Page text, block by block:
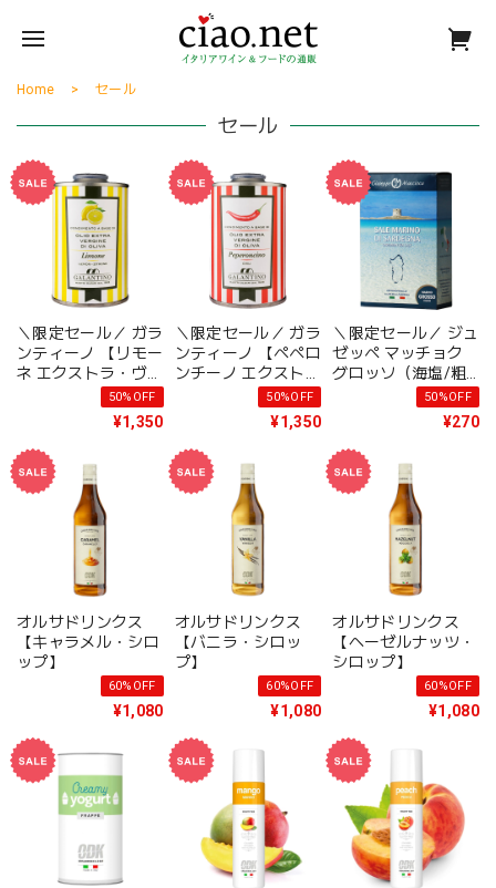
Home セール
セール
＼限定セール／ ガラ
ンティーノ 【リモー
ネ エクストラ・ヴァ
ージン・オリーブオ
50%OFF
¥1,350
＼限定セール／ ガラ
ンティーノ 【ペペロ
ンチーノ エクスト
ラ・ヴァージン・オ
リーブオイル】
50%OFF
¥1,350
＼限定セール／ ジュ
ゼッペ マッチョク
グロッソ（海塩/粗
50%OFF
¥270
オルサドリンクス
【キャラメル・シロ
ップ】
60%OFF
¥1,080
オルサドリンクス
【バニラ・シロッ
プ】
60%OFF
¥1,080
オルサドリンクス
【ヘーゼルナッツ・
シロップ】
60%OFF
¥1,080